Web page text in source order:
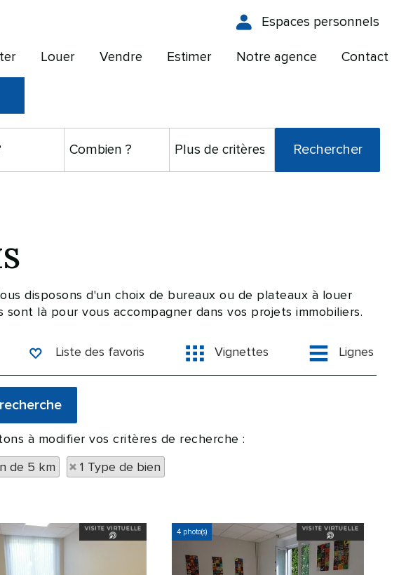
Espaces personnels
Louer Vendre Estimer Notre agence Contact
disposons d'un choix de bureaux ou de plateaux à louer
là pour vous accompagner dans vos projets immobiliers.
Liste des favoris Vignettes Lignes
à modifier vos critères de recherche :
de 5 km
1 Type de bien
4 photo(s)